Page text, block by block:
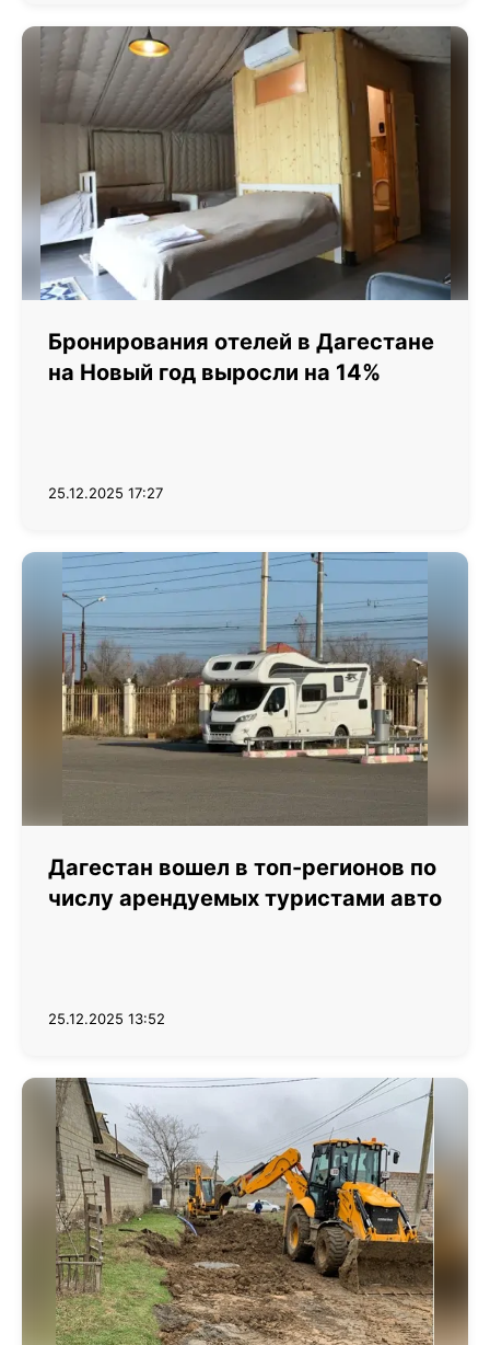
Бронирования отелей в Дагестане
на Новый год выросли на 14%
25.12.2025 17:27
Дагестан вошел в топ-регионов по
числу арендуемых туристами авто
25.12.2025 13:52